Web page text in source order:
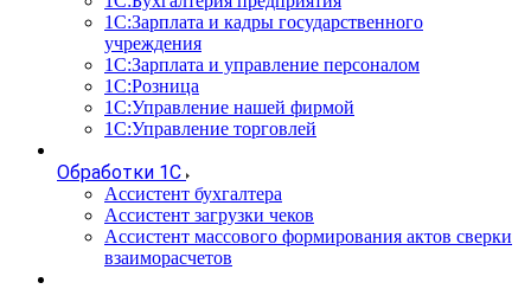
1С:Зарплата и кадры государственного
учреждения
1С:Зарплата и управление персоналом
1С:Розница
1С:Управление нашей фирмой
1С:Управление торговлей
Обработки 1С
Ассистент бухгалтера
Ассистент загрузки чеков
Ассистент массового формирования актов сверки
взаиморасчетов